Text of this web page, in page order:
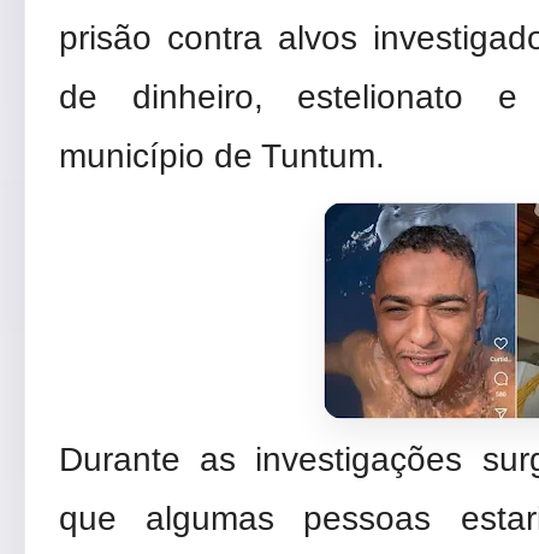
prisão contra alvos
de dinheiro, estelionato e
município de Tuntum.
Durante as investigações
que algumas pessoas